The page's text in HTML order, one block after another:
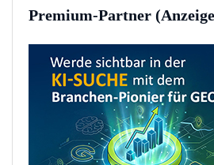
Premium-Partner